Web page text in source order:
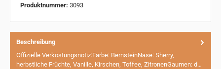
Produktnummer: 3093
Beschreibung
Offizielle Verkostungsnotiz:Farbe: BernsteinNase: Sherry,
herbstliche Früchte, Vanille, Kirschen, Toffee, ZitronenGaumen: d…